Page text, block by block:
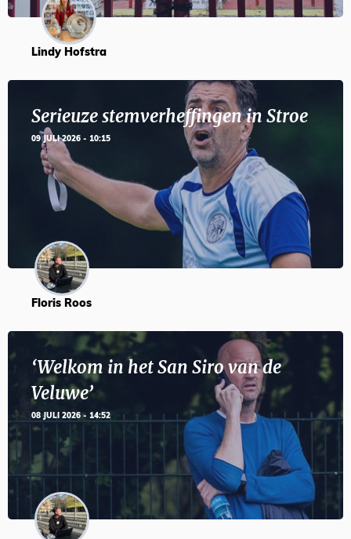
Lindy Hofstra
Serieuze stemverheffingen in Stroe
09 JULI 2026 - 10:15
Floris Roos
‘Welkom in het San Siro van de
Veluwe’
08 JULI 2026 - 14:52